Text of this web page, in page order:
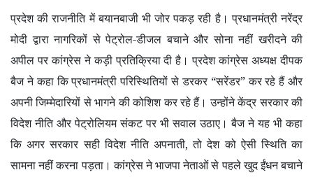
प्रदेश की राजनीति में बयानबाजी भी जोर पकड़ रही है। प्रधानमंत्री नरेंद्र
मोदी द्वारा नागरिकों से पेट्रोल-डीजल बचाने और सोना नहीं खरीदने की
अपील पर कांग्रेस ने कड़ी प्रतिक्रिया दी है। प्रदेश कांग्रेस अध्यक्ष दीपक
बैज ने कहा कि प्रधानमंत्री परिस्थितियों से डरकर “सरेंडर”कर रहे हैं और
अपनी जिम्मेदारियों से भागने की कोशिश कर रहे हैं। उन्होंने केंद्र सरकार की
विदेश नीति और पेट्रोलियम संकट पर भी सवाल उठाए। बैज ने यह भी कहा
कि अगर सरकार सही विदेश नीति अपनाती,तो देश को ऐसी स्थिति का
सामना नहीं करना पड़ता। कांग्रेस ने भाजपा नेताओं से पहले खुद ईंधन बचाने